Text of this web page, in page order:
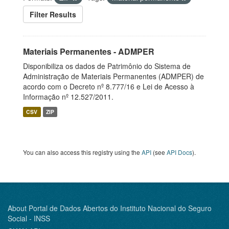
Filter Results
Materiais Permanentes - ADMPER
Disponibiliza os dados de Patrimônio do Sistema de
Administração de Materiais Permanentes (ADMPER) de
acordo com o Decreto nº 8.777/16 e Lei de Acesso à
Informação nº 12.527/2011.
CSV ZIP
You can also access this registry using the API (see API Docs).
About Portal de Dados Abertos do Instituto Nacional do Seguro
Social - INSS